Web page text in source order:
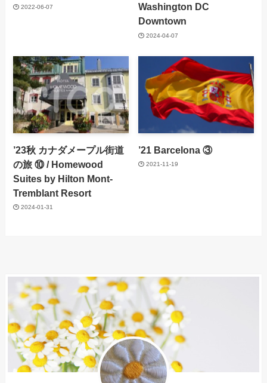
2022-06-07
Washington DC
Downtown
2024-04-07
’23秋 カナダメープル街道
の旅 ⑩ / Homewood
Suites by Hilton Mont-
Tremblant Resort
2024-01-31
’21 Barcelona ③
2021-11-19